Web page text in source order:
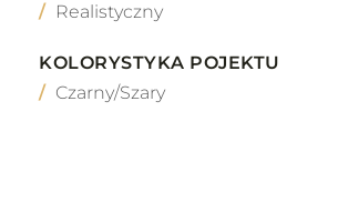
Realistyczny
KOLORYSTYKA POJEKTU
Czarny/Szary